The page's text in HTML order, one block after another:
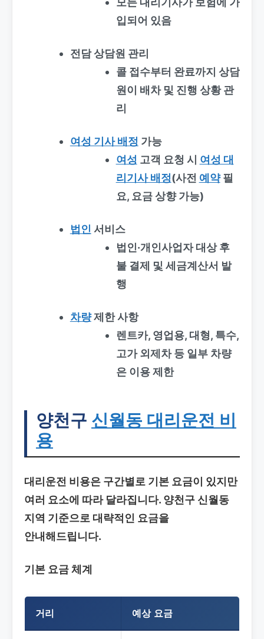
입되어 있음
전담 상담원 관리
콜 접수부터 완료까지 상담
원이 배차 및 진행 상황 관
리
여성 기사 배정 가능
여성 고객 요청 시 여성 대
리기사 배정(사전 예약필
요, 요금 상향 가능)
법인 서비스
법인·개인사업자 대상 후
불 결제 및 세금계산서 발
행
차량제한 사항
렌트카, 영업용, 대형, 특수,
고가 외제차 등 일부 차량
은 이용 제한
양천구 신월동 대리운전 비
용
대리운전 비용은 구간별로 기본 요금이 있지만
여러 요소에 따라 달라집니다. 양천구 신월동
지역 기준으로 대략적인 요금을
안내해드립니다.
기본 요금 체계
거리 예상 요금